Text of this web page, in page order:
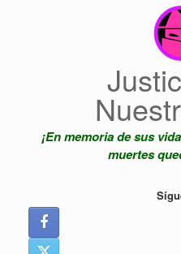
¡En memoria de sus
muertes